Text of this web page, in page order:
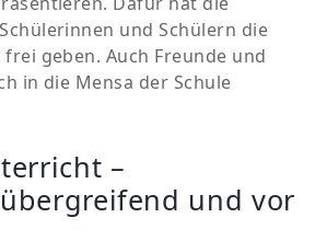
und Schülern die
geben. Auch Freunde und
in die Mensa der Schule
–
und vor